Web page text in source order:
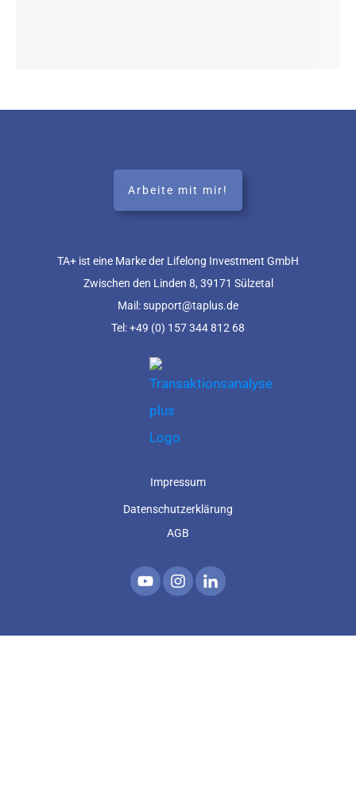
Impressum
Datenschutzerklärung
AGB
Arbeite mit mir!
TA+ ist eine Marke der Lifelong Investment GmbH
Zwischen den Linden 8, 39171 Sülzetal
Mail: support@taplus.de
Tel:+49 (0) 157 344 812 68